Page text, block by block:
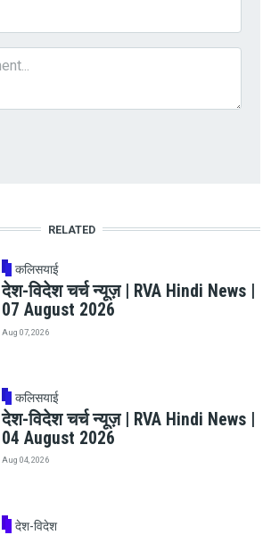
RELATED
कलिसयाई
देश-विदेश चर्च न्यूज़ | RVA Hindi News |
07 August 2026
Aug 07, 2026
कलिसयाई
देश-विदेश चर्च न्यूज़ | RVA Hindi News |
04 August 2026
Aug 04, 2026
देश-विदेश